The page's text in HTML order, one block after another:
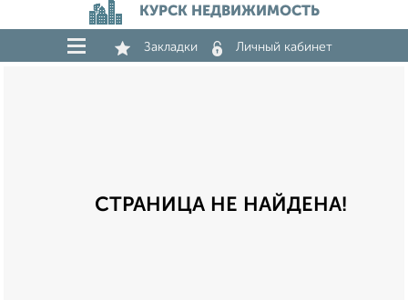
КУРСК НЕДВИЖИМОСТЬ
Закладки Личный кабинет
СТРАНИЦА НЕ НАЙДЕНА!